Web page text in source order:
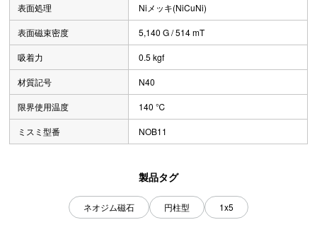
表面処理 Niメッキ(NiCuNi)
表面磁束密度 5,140 G / 514 mT
吸着力 0.5 kgf
材質記号 N40
限界使用温度 140 ℃
ミスミ型番 NOB11
製品タグ
ネオジム磁石 円柱型 1x5